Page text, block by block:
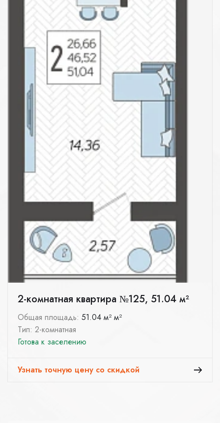
2-комнатная квартира №125, 51.04 м²
Общая площадь: 51.04 м² м²
Тип: 2-комнатная
Готова к заселению
Узнать точную цену со скидкой